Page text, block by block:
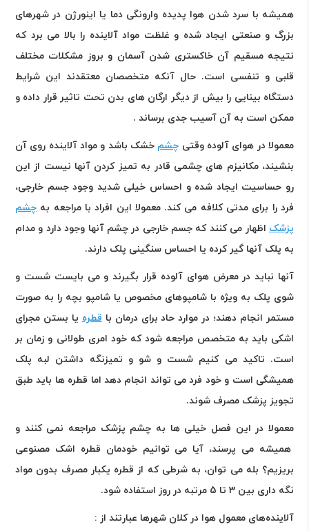
همیشه با سرد شدن هوا پدیده وارونگی دما یا اینورژن در شهرهای
بزرگ و صنعتی ایجاد شده و غلظت مواد آلاینده را بالا می برد که
نتیجه مسقیم آن خاکستری شدن آسمان و بروز مشکلات مختلف
قلبی و تنفسی است. حال آنکه متخصصان معتقدند این شرایط
دستگاه بینایی را بیش از دیگر ارگان های بدن تحت تاثیر قرار داده و
ممکن است به آن آسیب جدی برساند .
معمولا در هوای آلوده وقتیچشم خشک باشد و مواد آلاینده روی آن
بنشیند، مکانیزم های چشمی قادر به تمیز کردن آنها نیست از این
رو حساسیت ایجاد شده و احساس خیلی شدید وجود جسم خارجی،
فرد را برای مدتی کلافه می کند. معمولا این افراد با مراجعه به چشم
پزشک اظهار می کنند که جسم خارجی در چشم آنها وجود دارد و مدام
به پلک آنها گیر کرده یا احساس سنگینی پلک دارند.
آنها نباید در معرض هوای آلوده قرار بگیرند و می بایست شست و
شوی پلک به ویژه با شامپوهای مخصوص یا شامپو بچه را به صورت
مستمر انجام دهند؛ در موارد حاد برای درمان باقطرهیا بستن مجرای
اشکی باید به متخصص مراجعه شود که خود امری طولانی و زمان بر
است. تاکید می کنیم شست و شو و تمیزنگه داشتن لبه پلک
همیشگی است و خود فرد می تواند انجام دهد اما قطره ها باید طبق
تجویز پزشک مصرف شوند.
معمولا در این فصل خیلی ها به چشم پزشک مراجعه نمی کنند و
همیشه می پرسند، آیا می توانیم خودمان قطره اشک مصنوعی
بریزیم؟ بله می توان، به شرطی که از قطره یکبار مصرف بدون مواد
نگه داری بین 3 تا 5 مرتبه در روز استفاده شود
.
آلاینده‌های معمول هوا در کلان شهرها عبارتند از :